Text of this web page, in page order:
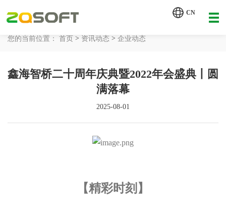
CN
工业AI
解决方案
您的当前位置： 首页 > 资讯动态 > 企业动态
鑫海智桥二十周年庆典暨2022年会盛典丨圆
满落幕
2025-08-01
【精彩时刻】
【AI 智能体重塑企业运营管理.pdf】
详情致电 400-107-7178